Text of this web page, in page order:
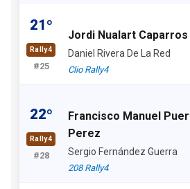
21º
Rally4
#25
Jordi Nualart Caparros
Daniel Rivera De La Red
Clio Rally4
22º
Rally4
#28
Francisco Manuel
Perez
Sergio Fernández Guerra
208 Rally4